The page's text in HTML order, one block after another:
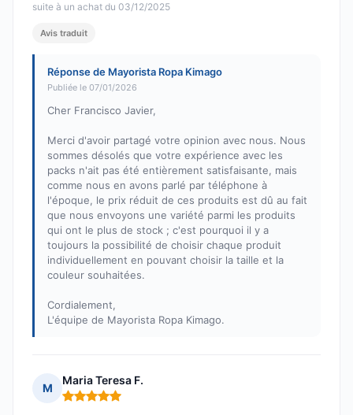
suite à un achat du 03/12/2025
Avis traduit
Réponse de Mayorista Ropa Kimago
Publiée le 07/01/2026
Cher Francisco Javier,
Merci d'avoir partagé votre opinion avec nous. Nous
sommes désolés que votre expérience avec les
packs n'ait pas été entièrement satisfaisante, mais
comme nous en avons parlé par téléphone à
l'époque, le prix réduit de ces produits est dû au fait
que nous envoyons une variété parmi les produits
qui ont le plus de stock ; c'est pourquoi il y a
toujours la possibilité de choisir chaque produit
individuellement en pouvant choisir la taille et la
couleur souhaitées.
Cordialement,
L'équipe de Mayorista Ropa Kimago.
M
Maria Teresa F.
Note : 5 sur 5